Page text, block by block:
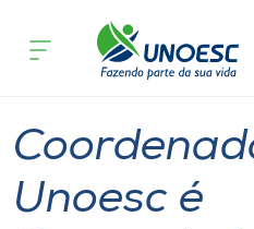
Cursos
Pesquisa
acontece
Unoesc é